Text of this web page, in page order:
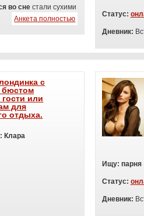
во сне стали сухими
Анкета полностью
Статус:
Дневник:
с
бюстом
гости или
для
отдыха.
Клара
Ищу: парня
Статус:
Дневник: